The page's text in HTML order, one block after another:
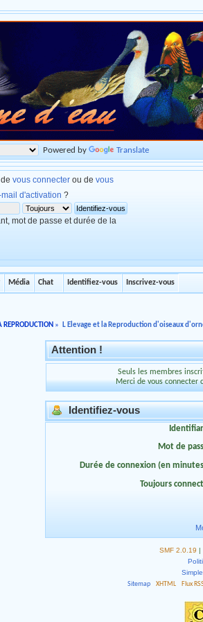
Powered by Translate
de vous connecter ou de vous
mail d'activation ?
mot de passe et durée de la
Média Chat Identifiez-vous Inscrivez-vous
REPRODUCTION » L Elevage et la Reproduction d'oiseaux
Attention !
Seuls les membres
Merci de vous connecter
Identifiez-vous
Mot de
Durée de connexion (en
Toujours
SMF 2.0.19 |
Sitemap
XHTML Flux